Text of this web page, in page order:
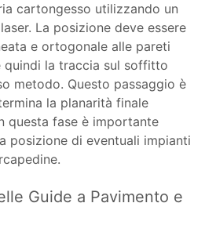
cartongesso utilizzando un
La posizione deve essere
e ortogonale alle pareti
quindi la traccia sul soffitto
metodo. Questo passaggio è
la planarità finale
questa fase è importante
posizione di eventuali impianti
Guide a Pavimento e